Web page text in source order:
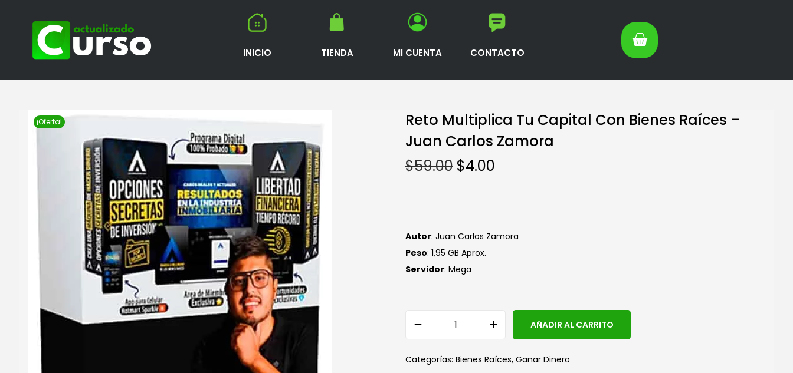
INICIO TIENDA MI CUENTA CONTACTO
¡Oferta!
Reto Multiplica Tu Capital Con Bienes Raíces –
Juan Carlos Zamora
$59.00 $4.00
Autor: Juan Carlos Zamora
Peso: 1,95 GB Aprox.
Servidor: Mega
AÑADIR AL CARRITO
Categorías: Bienes Raíces, Ganar Dinero